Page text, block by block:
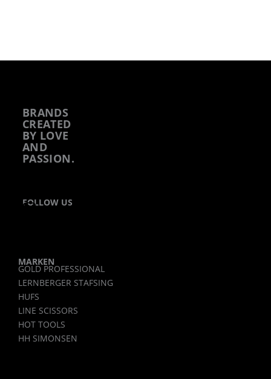
BRANDS
CREATED
BY LOVE
AND
PASSION.
FOLLOW US
I
a
g
r
a
m
MARKEN
GOLD PROFESSIONAL
LERNBERGER STAFSING
HUFS
LINE SCISSORS
HOT TOOLS
HH SIMONSEN